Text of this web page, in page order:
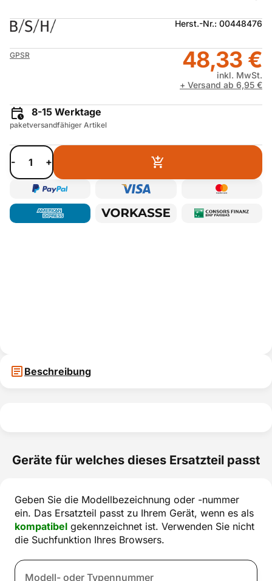
Herst.-Nr.: 00448476
GPSR 48,33 €
inkl. MwSt.
+ Versand ab 6,95 €
8-15 Werktage
paketversandfähiger Artikel
- +
Beschreibung
Geräte für welches dieses Ersatzteil passt
Geben Sie die Modellbezeichnung oder -nummer
ein. Das Ersatzteil passt zu Ihrem Gerät, wenn es als
kompatibel gekennzeichnet ist. Verwenden Sie nicht
die Suchfunktion Ihres Browsers.